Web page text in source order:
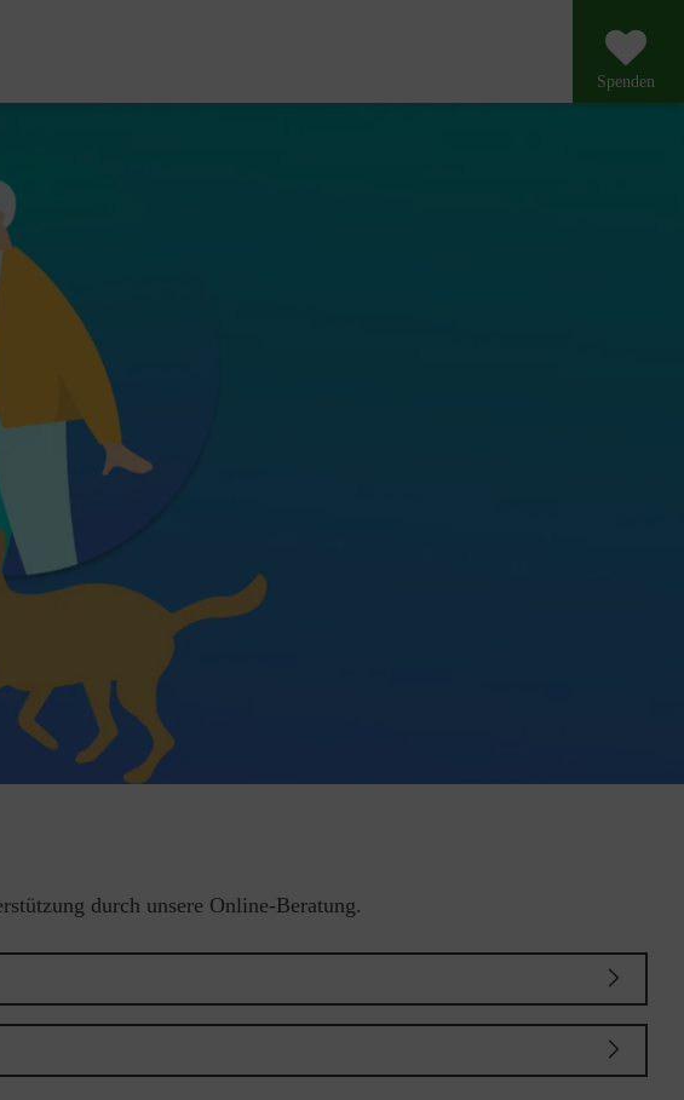
Spenden
durch unsere Online-Beratung.